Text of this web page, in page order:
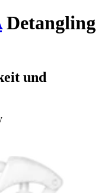
Detangling
und